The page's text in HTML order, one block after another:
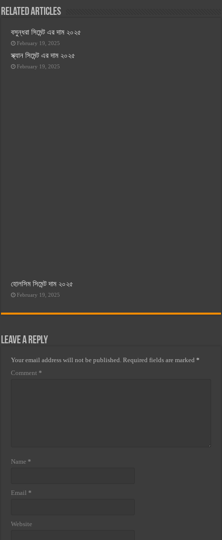
Related Articles
বসুন্ধরা সিমেন্ট এর দাম ২০২৫
February 19, 2025
স্ক্যান সিমেন্ট এর দাম ২০২৫
February 19, 2025
হোলসিম সিমেন্ট দাম ২০২৫
February 19, 2025
Leave a Reply
Your email address will not be published. Required fields are marked*
Comment *
Name *
Email *
Website